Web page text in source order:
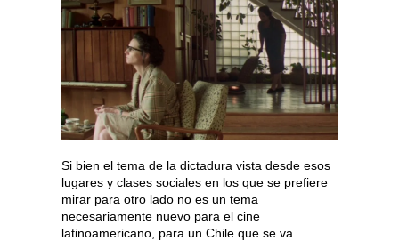
Si bien el tema de la dictadura vista desde esos
lugares y clases sociales en los que se prefiere
mirar para otro lado no es un tema
necesariamente nuevo para el cine
latinoamericano, para un Chile que se va